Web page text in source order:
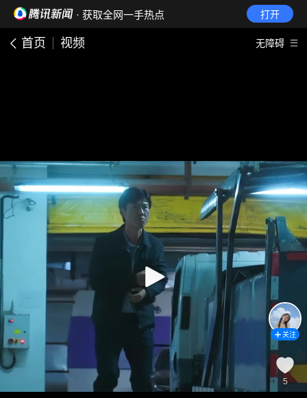
· 获取全网一手热点 打开
首页 视频 无障碍
关注
5